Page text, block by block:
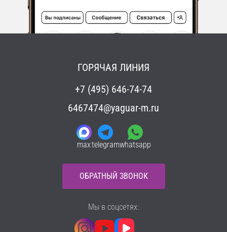
ГОРЯЧАЯ ЛИНИЯ
+7 (495) 646-74-74
6467474@yaguar-m.ru
maxtelegramwhatsapp
ОБРАТНЫЙ ЗВОНОК
Мы в соцсетях: